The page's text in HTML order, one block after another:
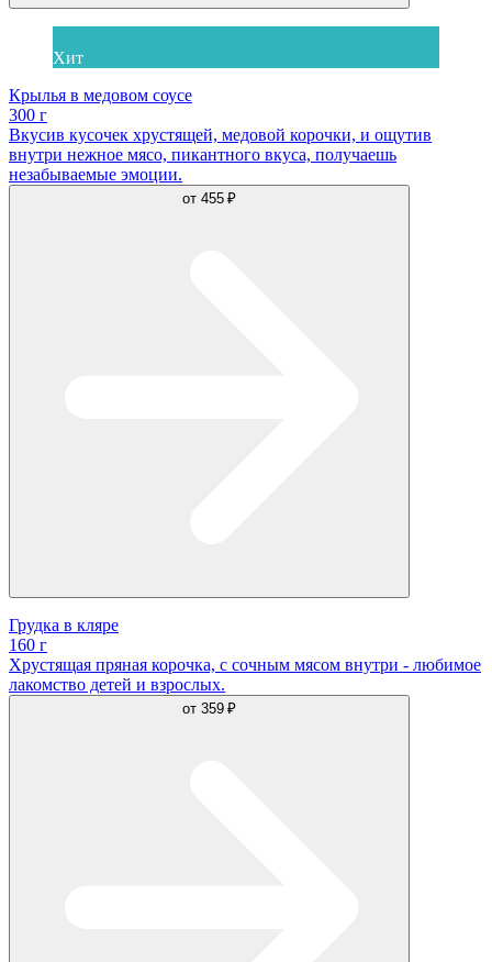
Хит
Крылья в медовом соусе
300 г
Вкусив кусочек хрустящей, медовой корочки, и ощутив
внутри нежное мясо, пикантного вкуса, получаешь
незабываемые эмоции.
от 455 ₽
Грудка в кляре
160 г
Хрустящая пряная корочка, с сочным мясом внутри - любимое
лакомство детей и взрослых.
от 359 ₽